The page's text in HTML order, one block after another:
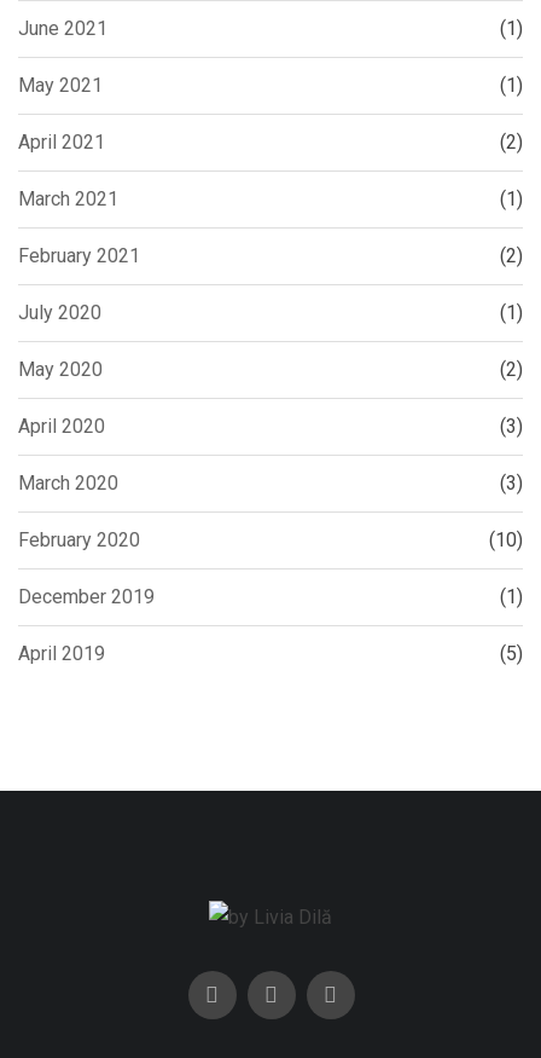
June 2021 (1)
May 2021 (1)
April 2021 (2)
March 2021 (1)
February 2021 (2)
July 2020 (1)
May 2020 (2)
April 2020 (3)
March 2020 (3)
February 2020 (10)
December 2019 (1)
April 2019 (5)